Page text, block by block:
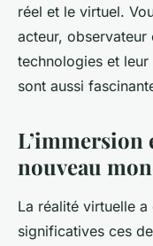
réel et le virtuel.
acteur, observateur
technologies et
sont aussi
L’immersion
nouveau
La réalité virtuelle
significatives ces